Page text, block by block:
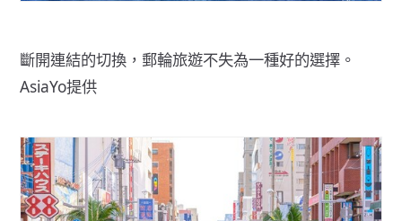
斷開連結的切換，郵輪旅遊不失為一種好的選擇。
AsiaYo提供